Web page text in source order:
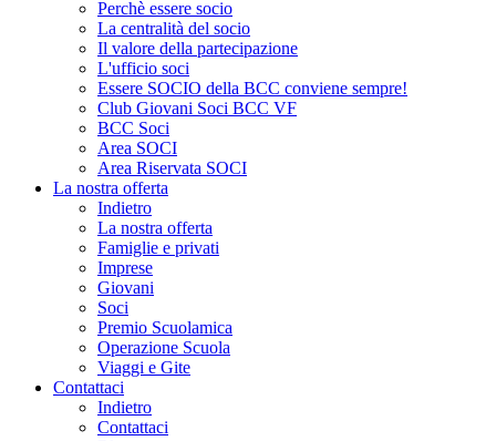
Perchè essere socio
La centralità del socio
Il valore della partecipazione
L'ufficio soci
Essere SOCIO della BCC conviene sempre!
Club Giovani Soci BCC VF
BCC Soci
Area SOCI
Area Riservata SOCI
La nostra offerta
Indietro
La nostra offerta
Famiglie e privati
Imprese
Giovani
Soci
Premio Scuolamica
Operazione Scuola
Viaggi e Gite
Contattaci
Indietro
Contattaci